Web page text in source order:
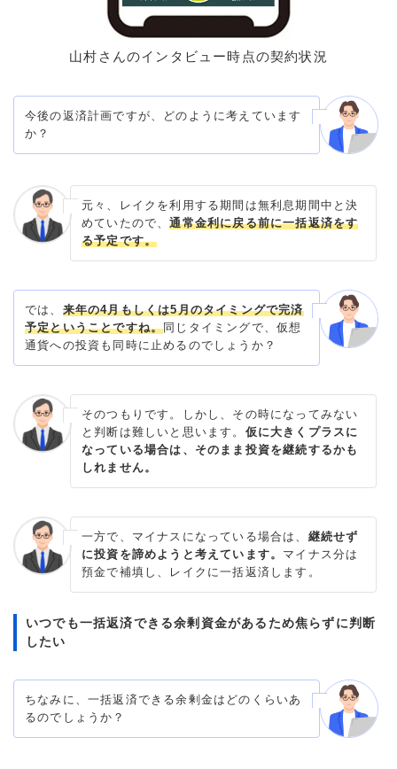
山村さんのインタビュー時点の契約状況
今後の返済計画ですが、どのように考えています
か？
元々、レイクを利用する期間は無利息期間中と決
めていたので、通常金利に戻る前に一括返済をす
る予定です。
では、 来年の4月もしくは5月のタイミングで完済
予定ということですね。同じタイミングで、仮想
通貨への投資も同時に止めるのでしょうか？
そのつもりです。しかし、その時になってみない
と判断は難しいと思います。 仮に大きくプラスに
なっている場合は、そのまま投資を継続するかも
しれません。
一方で、マイナスになっている場合は、 継続せず
に投資を諦めようと考えています。 マイナス分は
預金で補填し、レイクに一括返済します。
いつでも一括返済できる余剰資金があるため焦らずに判断
したい
ちなみに、一括返済できる余剰金はどのくらいあ
るのでしょうか？